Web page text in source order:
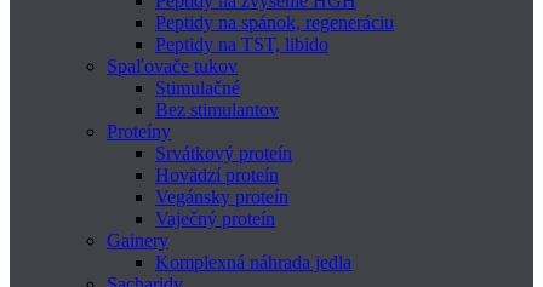
Peptidy na spánok, regeneráciu
Peptidy na TST, libido
Spaľovače tukov
Stimulačné
Bez stimulantov
Proteíny
Srvátkový proteín
Hovädzí proteín
Vegánsky proteín
Vaječný proteín
Gainery
Komplexná náhrada jedla